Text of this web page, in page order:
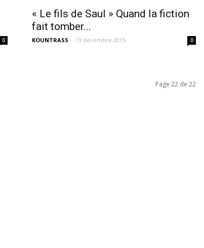
0
« Le fils de Saul » Quand la fiction
fait tomber...
KOUNTRASS - 13 décembre 2015 0
Page 22 de 22